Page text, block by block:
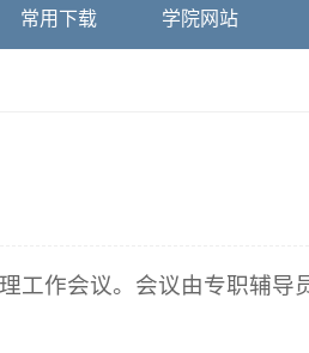
常用下载 学院网站
工作会议。会议由专职辅导